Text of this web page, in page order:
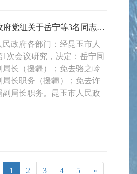
中共昆玉市人民政府党组关于岳宁等3名同志职务任免的通知
政府各部门：经昆玉市人
1次会议研究，决定：岳宁同
长（援疆）；免去骆之岭
局长职务（援疆）；免去许
局长职务。昆玉市人民政
1 2 3 4 5 »